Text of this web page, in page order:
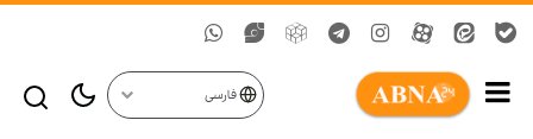
فارسی